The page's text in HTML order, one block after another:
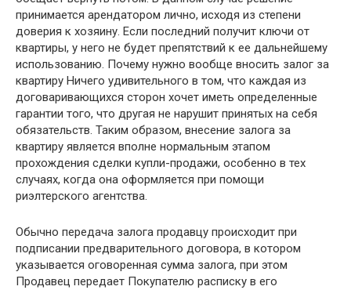
принимается арендатором лично, исходя из степени
доверия к хозяину. Если последний получит ключи от
квартиры, у него не будет препятствий к ее дальнейшему
использованию. Почему нужно вообще вносить залог за
квартиру Ничего удивительного в том, что каждая из
договаривающихся сторон хочет иметь определенные
гарантии того, что другая не нарушит принятых на себя
обязательств. Таким образом, внесение залога за
квартиру является вполне нормальным этапом
прохождения сделки купли-продажи, особенно в тех
случаях, когда она оформляется при помощи
риэлтерского агентства.
Обычно передача залога продавцу происходит при
подписании предварительного договора, в котором
указывается оговоренная сумма залога, при этом
Продавец передает Покупателю расписку в его